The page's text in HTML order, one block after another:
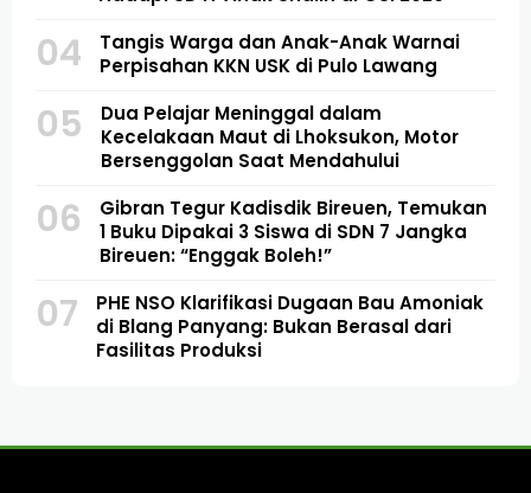
04
Tangis Warga dan Anak-Anak Warnai
Perpisahan KKN USK di Pulo Lawang
05
Dua Pelajar Meninggal dalam
Kecelakaan Maut di Lhoksukon, Motor
Bersenggolan Saat Mendahului
06
Gibran Tegur Kadisdik Bireuen, Temukan
1 Buku Dipakai 3 Siswa di SDN 7 Jangka
Bireuen: “Enggak Boleh!”
07
PHE NSO Klarifikasi Dugaan Bau Amoniak
di Blang Panyang: Bukan Berasal dari
Fasilitas Produksi